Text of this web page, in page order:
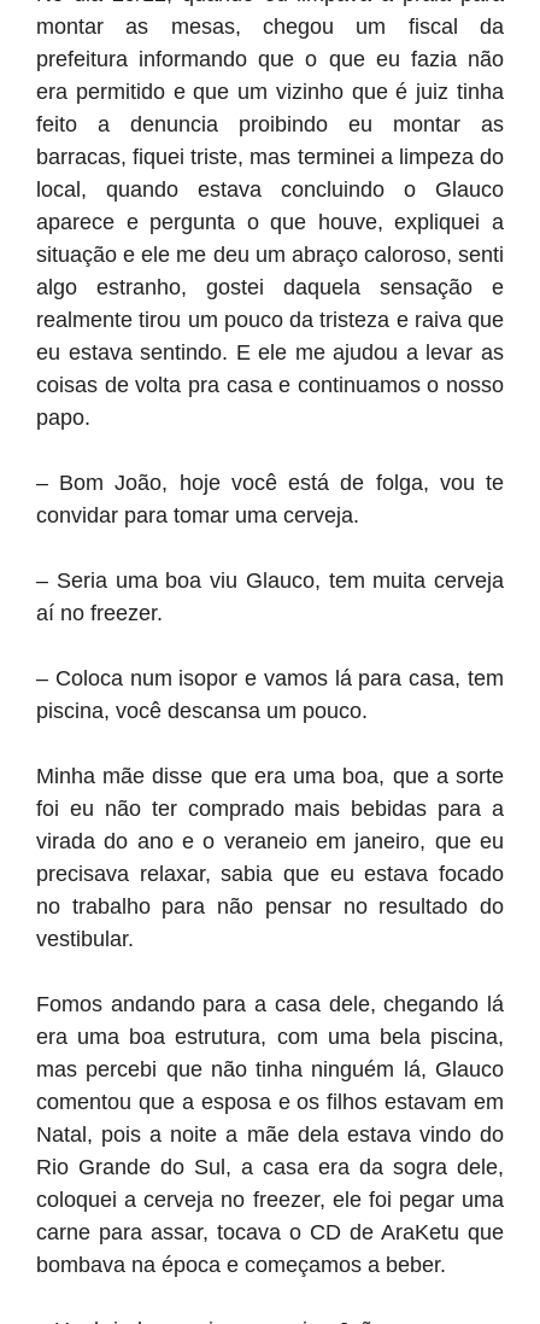
montar as mesas, chegou um fiscal da
prefeitura informando que o que eu fazia não
era permitido e que um vizinho que é juiz tinha
feito a denuncia proibindo eu montar as
barracas, fiquei triste, mas terminei a limpeza do
local, quando estava concluindo o Glauco
aparece e pergunta o que houve, expliquei a
situação e ele me deu um abraço caloroso, senti
algo estranho, gostei daquela sensação e
realmente tirou um pouco da tristeza e raiva que
eu estava sentindo. E ele me ajudou a levar as
coisas de volta pra casa e continuamos o nosso
papo.
– Bom João, hoje você está de folga, vou te
convidar para tomar uma cerveja.
– Seria uma boa viu Glauco, tem muita cerveja
aí no freezer.
– Coloca num isopor e vamos lá para casa, tem
piscina, você descansa um pouco.
Minha mãe disse que era uma boa, que a sorte
foi eu não ter comprado mais bebidas para a
virada do ano e o veraneio em janeiro, que eu
precisava relaxar, sabia que eu estava focado
no trabalho para não pensar no resultado do
vestibular.
Fomos andando para a casa dele, chegando lá
era uma boa estrutura, com uma bela piscina,
mas percebi que não tinha ninguém lá, Glauco
comentou que a esposa e os filhos estavam em
Natal, pois a noite a mãe dela estava vindo do
Rio Grande do Sul, a casa era da sogra dele,
coloquei a cerveja no freezer, ele foi pegar uma
carne para assar, tocava o CD de AraKetu que
bombava na época e começamos a beber.